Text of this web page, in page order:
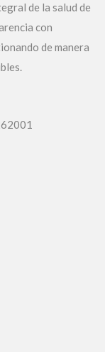
de la salud de
con
de manera